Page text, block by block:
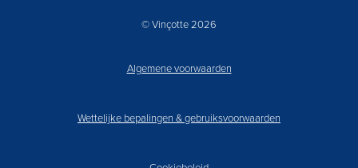
© Vinçotte 2026
Algemene voorwaarden
Wettelijke bepalingen & gebruiksvoorwaarden